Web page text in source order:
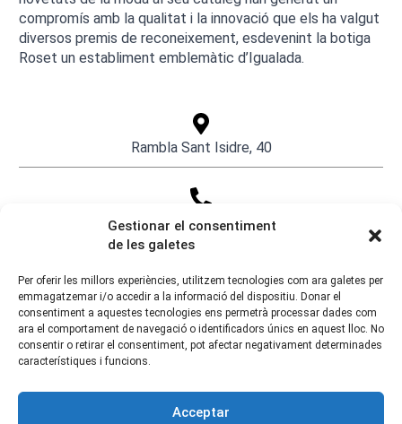
Gestionar el consentiment
de les galetes
Per oferir les millors experiències, utilitzem tecnologies com ara galetes per
emmagatzemar i/o accedir a la informació del dispositiu. Donar el
consentiment a aquestes tecnologies ens permetrà processar dades com
ara el comportament de navegació o identificadors únics en aquest lloc. No
consentir o retirar el consentiment, pot afectar negativament determinades
característiques i funcions.
Acceptar
compromís amb la qualitat i la innovació que els ha valgut
diversos premis de reconeixement, esdevenint la botiga
Roset un establiment emblemàtic d’Igualada.
Rambla Sant Isidre, 40
696482405